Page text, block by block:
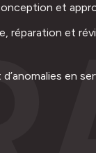
et
réparation et
en